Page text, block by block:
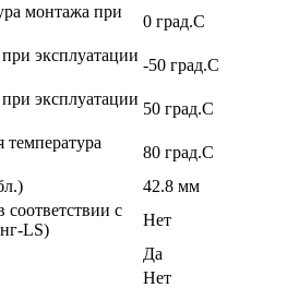
монтажа при
0 град.C
эксплуатации
-50 град.C
эксплуатации
50 град.C
80 град.C
42.8 мм
с
LS)
Нет
Да
Нет